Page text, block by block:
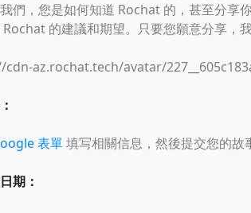
們，您是如何知道 Rochat 的，甚至分享
Rochat 的建議和期望。只要您願意分享，
表單填写相關信息，然後提交您的故
期：